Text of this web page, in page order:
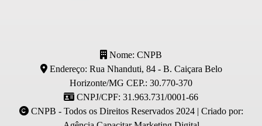
Nome: CNPB
Endereço: Rua Nhanduti, 84 - B. Caiçara Belo
Horizonte/MG CEP.: 30.770-370
CNPJ/CPF: 31.963.731/0001-66
CNPB - Todos os Direitos Reservados 2024 | Criado por: